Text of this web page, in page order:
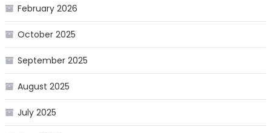
February 2026
October 2025
September 2025
August 2025
July 2025